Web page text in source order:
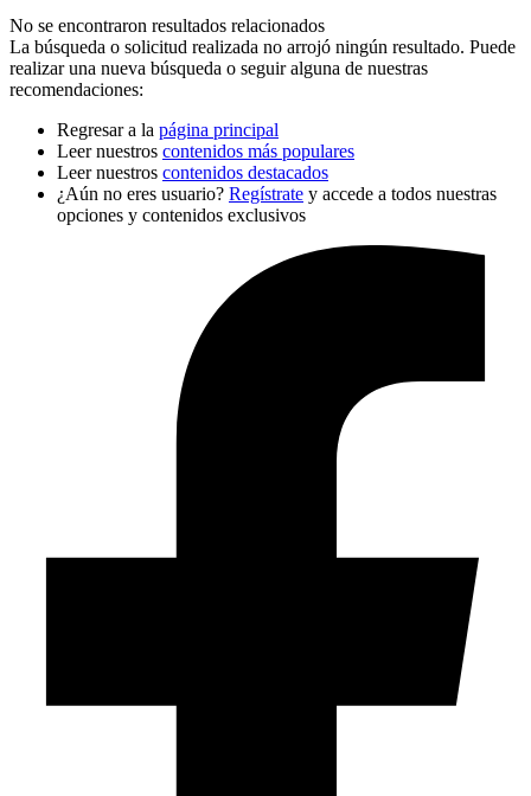
No se encontraron resultados relacionados
La búsqueda o solicitud realizada no arrojó ningún resultado. Puede
realizar una nueva búsqueda o seguir alguna de nuestras
recomendaciones:
Regresar a la página principal
Leer nuestros contenidos más populares
Leer nuestros contenidos destacados
¿Aún no eres usuario? Regístrate y accede a todos nuestras
opciones y contenidos exclusivos